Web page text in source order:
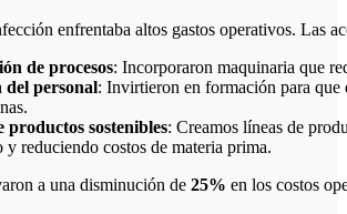
enfrentaba altos gastos operativos. Las
de procesos: Incorporaron maquinaria que
del personal: Invirtieron en formación para que
productos sostenibles: Creamos líneas de
reduciendo costos de materia prima.
a una disminución de 25% en los costos